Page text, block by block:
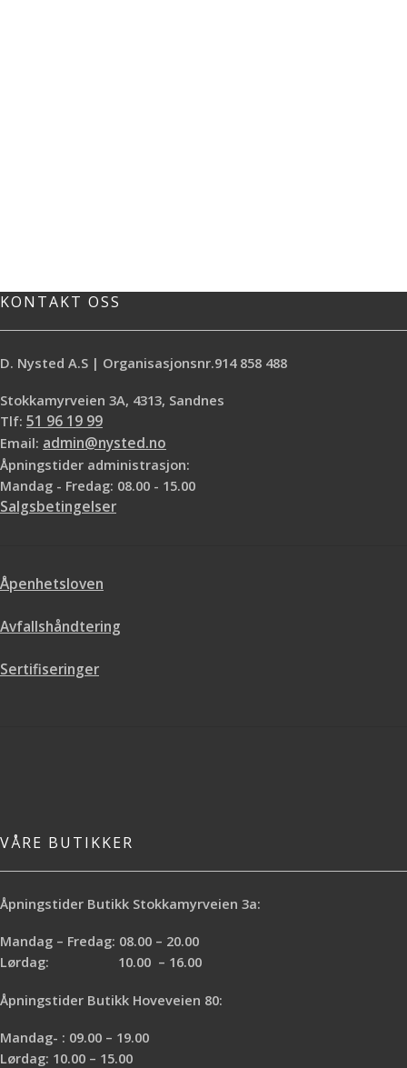
KONTAKT OSS
D. Nysted A.S | Organisasjonsnr.914 858 488
Stokkamyrveien 3A, 4313, Sandnes
Tlf: 51 96 19 99
Email: admin@nysted.no
Åpningstider administrasjon:
Mandag - Fredag: 08.00 - 15.00
Salgsbetingelser
Åpenhetsloven
Avfallshåndtering
Sertifiseringer
VÅRE BUTIKKER
Åpningstider Butikk Stokkamyrveien 3a:
Mandag – Fredag: 08.00 – 20.00
Lørdag: 10.00 – 16.00
Åpningstider Butikk Hoveveien 80:
Mandag- : 09.00 – 19.00
Lørdag: 10.00 – 15.00